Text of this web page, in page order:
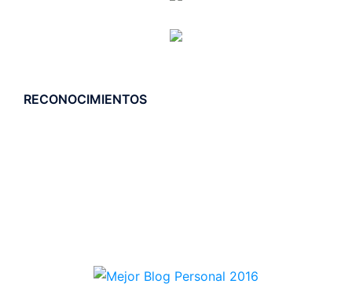
RECONOCIMIENTOS